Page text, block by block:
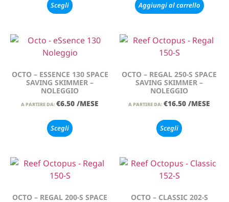
Scegli Aggiungi al carrello
OCTO – ESSENCE 130 SPACE
SAVING SKIMMER –
NOLEGGIO
A PARTIRE DA: €6.50 /MESE
Scegli
OCTO – REGAL 250-S SPACE
SAVING SKIMMER –
NOLEGGIO
A PARTIRE DA: €16.50 /MESE
Scegli
OCTO – REGAL 200-S SPACE
OCTO – CLASSIC 202-S